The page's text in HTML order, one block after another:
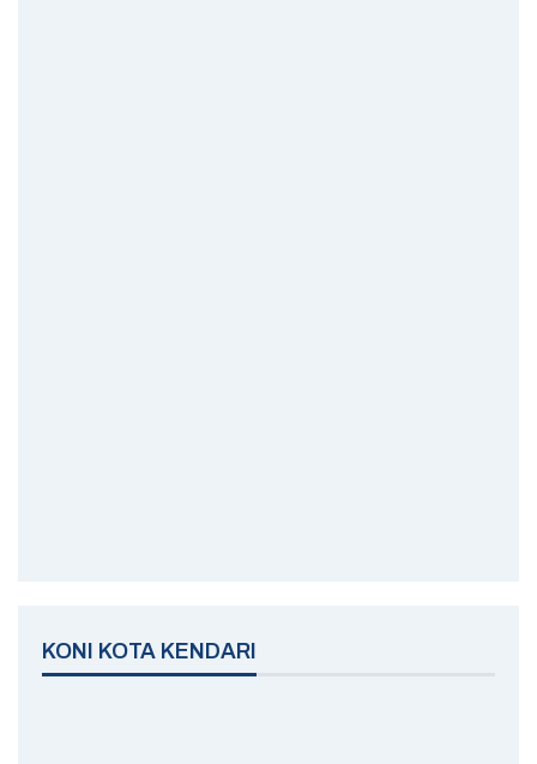
KONI KOTA KENDARI